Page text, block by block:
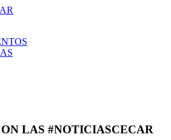
LAS #NOTICIASCECAR